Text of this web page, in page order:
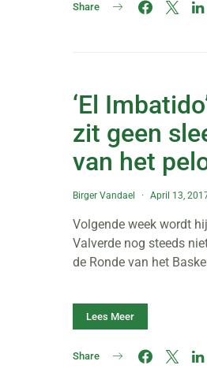
Share
‘El
zit geen
van het
Birger Vandael April 13,
Volgende week wordt
Valverde nog steeds
de Ronde van het
Lees Meer
Share